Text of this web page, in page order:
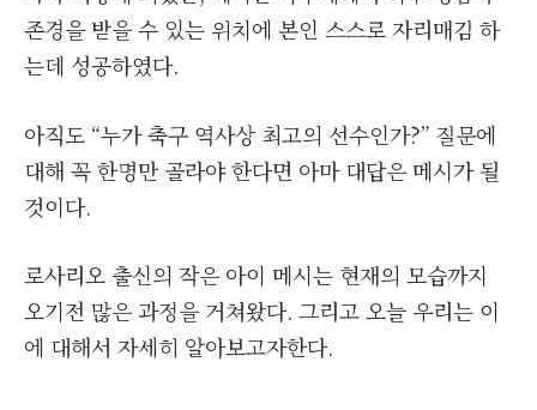
존경을 받을 수 있는 위치에 본인 스스로 자리매김 하
는데 성공하였다.
아직도 “누가 축구 역사상 최고의 선수인가?” 질문에
대해 꼭 한명만 골라야 한다면 아마 대답은 메시가 될
것이다.
로사리오 출신의 작은 아이 메시는 현재의 모습까지
오기전 많은 과정을 거쳐왔다. 그리고 오늘 우리는 이
에 대해서 자세히 알아보고자한다.